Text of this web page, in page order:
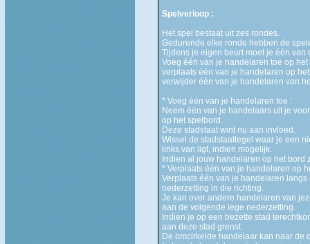
Spelverloop :
Het spel bestaat uit zes rondes.
Gedurende elke ronde hebben de
Tijdens je eigen beurt moet je één van
Voeg één van je handelaren toe op
verplaats één van je handelaren op
verwijder één van je handelaren van
* Voeg één van je handelaren toe :
Neem één van je handelaars uit je
op het spelbord.
Deze stadstaat wint nu aan invloed.
Wissel de stadstaattegel waar je een
links van ligt, indien mogelijk.
Indien al jouw handelaren op het bord
* Verplaats één van je handelaren op
Verplaats één van je handelaren
nederzetting in die richting.
Je kan over andere handelaren van
aan de volgende lege nederzetting.
Indien je op een bezette stad
aan deze stad grenst.
De omcirkelde handelaar kan naar de